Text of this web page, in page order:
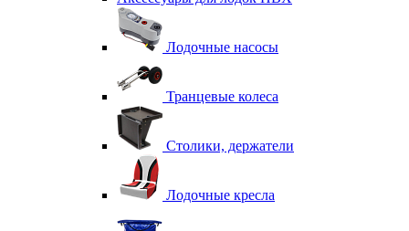
Лодочные насосы
Транцевые колеса
Столики, держатели
Лодочные кресла